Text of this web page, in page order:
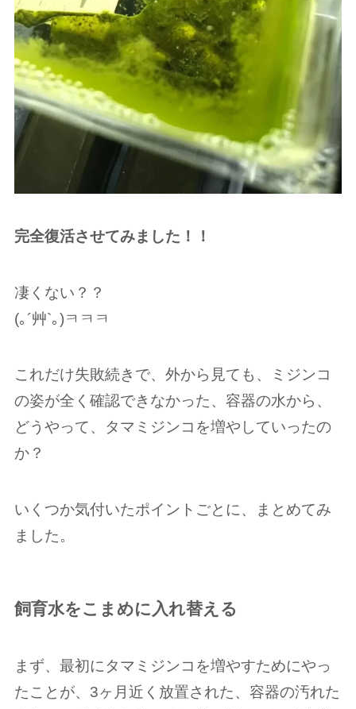
完全復活させてみました！！
凄くない？？
(｡´艸`｡)ㅋㅋㅋ
これだけ失敗続きで、外から見ても、ミジンコ
の姿が全く確認できなかった、容器の水から、
どうやって、タマミジンコを増やしていったの
か？
いくつか気付いたポイントごとに、まとめてみ
ました。
飼育水をこまめに入れ替える
まず、最初にタマミジンコを増やすためにやっ
たことが、3ヶ月近く放置された、容器の汚れた